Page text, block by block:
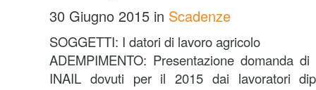
30 Giugno 2015 in Scadenze
SOGGETTI: I datori di lavoro agricolo
ADEMPIMENTO: Presentazione domanda
INAIL dovuti per il 2015 dai lavoratori